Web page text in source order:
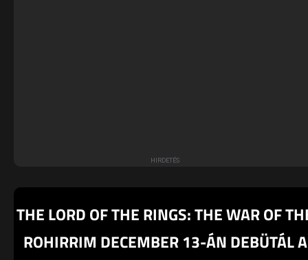
THE LORD OF THE RINGS: THE WAR OF
ROHIRRIM DECEMBER 13-ÁN DEBÜTÁL A